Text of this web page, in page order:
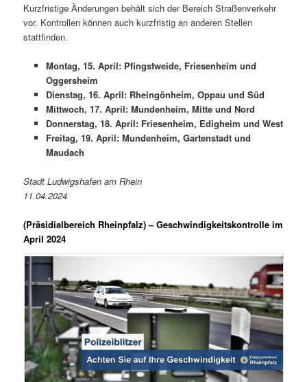
Kurzfristige Änderungen behält sich der Bereich Straßenverkehr
vor. Kontrollen können auch kurzfristig an anderen Stellen
stattfinden.
Montag, 15. April: Pfingstweide, Friesenheim und
Oggersheim
Dienstag, 16. April: Rheingönheim, Oppau und Süd
Mittwoch, 17. April: Mundenheim, Mitte und Nord
Donnerstag, 18. April: Friesenheim, Edigheim und West
Freitag, 19. April: Mundenheim, Gartenstadt und
Maudach
Stadt Ludwigshafen am Rhein
11.04.2024
(Präsidialbereich Rheinpfalz)– Geschwindigkeitskontrolle im
April 2024